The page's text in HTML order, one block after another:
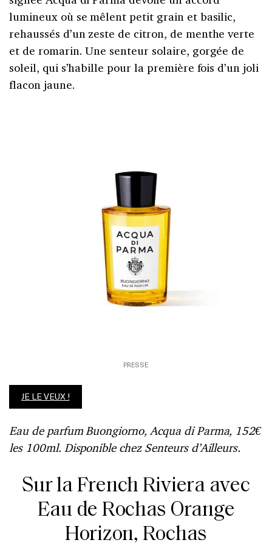
lumineux où se mêlent petit grain et basilic,
rehaussés d’un zeste de citron, de menthe verte
et de romarin. Une senteur solaire, gorgée de
soleil, qui s’habille pour la première fois d’un joli
flacon jaune.
PRESSE
JE LE VEUX !
Eau de parfum Buongiorno, Acqua di Parma, 152€
les 100ml. Disponible chez Senteurs d’Ailleurs.
Sur la French Riviera avec
Eau de Rochas Orange
Horizon, Rochas